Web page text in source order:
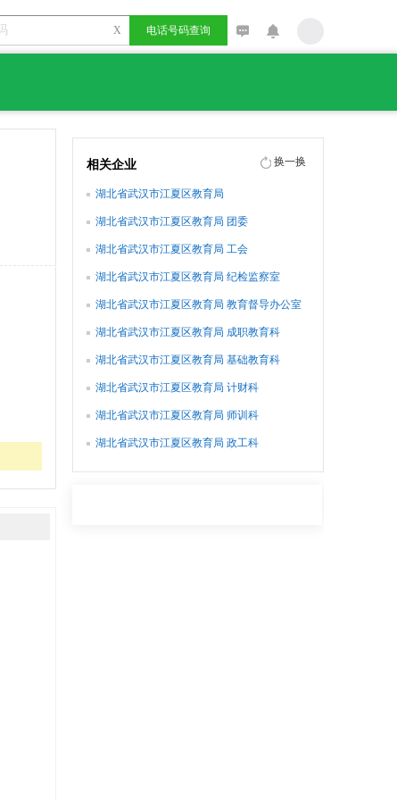
X 电话号码查询
相关企业 换一换
湖北省武汉市江夏区教育局
湖北省武汉市江夏区教育局 团委
湖北省武汉市江夏区教育局 工会
湖北省武汉市江夏区教育局 纪检监察室
湖北省武汉市江夏区教育局 教育督导办公室
湖北省武汉市江夏区教育局 成职教育科
湖北省武汉市江夏区教育局 基础教育科
湖北省武汉市江夏区教育局 计财科
湖北省武汉市江夏区教育局 师训科
湖北省武汉市江夏区教育局 政工科